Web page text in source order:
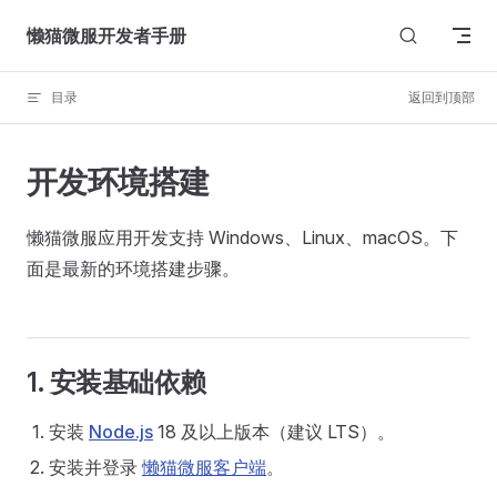
Skip to content
懒猫微服开发者手册
目录 返回到顶部
开发环境搭建
懒猫微服应用开发支持 Windows、Linux、macOS。下
面是最新的环境搭建步骤。
1. 安装基础依赖
安装 Node.js 18 及以上版本（建议 LTS）。
安装并登录懒猫微服客户端。